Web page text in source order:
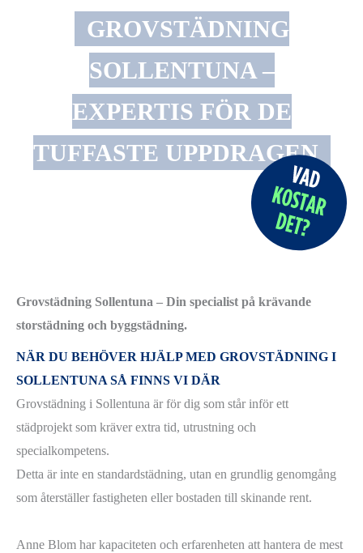
GROVSTÄDNING
SOLLENTUNA –
EXPERTIS FÖR DE
TUFFASTE UPPDRAGEN
Grovstädning Sollentuna – Din specialist på krävande
storstädning och byggstädning.
NÄR DU BEHÖVER HJÄLP MED GROVSTÄDNING I
SOLLENTUNA SÅ FINNS VI DÄR
Grovstädning i Sollentuna är för dig som står inför ett
städprojekt som kräver extra tid, utrustning och
specialkompetens.
Detta är inte en standardstädning, utan en grundlig genomgång
som återställer fastigheten eller bostaden till skinande rent.
Anne Blom har kapaciteten och erfarenheten att hantera de mest